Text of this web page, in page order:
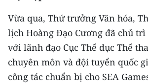
CHƯƠNG TRÌNH OCOP - MỖI XÃ
MỘT SẢN PHẨM
RADIO
MEDIA CENTER
Vừa qua, Thứ trưởng Văn hóa,
lịch Hoàng Đạo Cương đã chủ
với lãnh đạo Cục Thể dục Thể
chuyên môn và đội tuyển quốc
công tác chuẩn bị cho SEA